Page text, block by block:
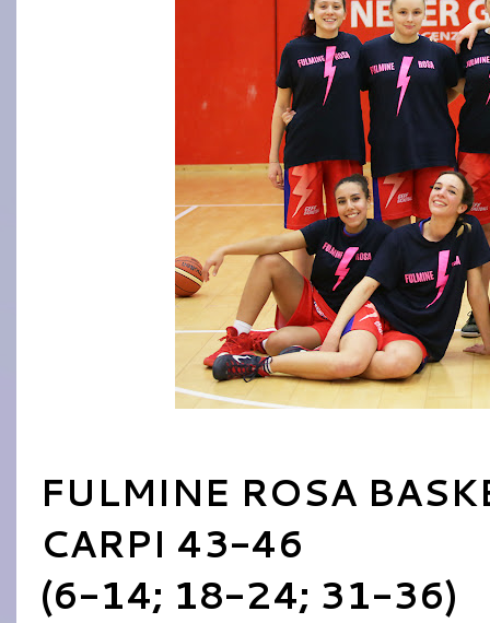
FULMINE ROSA
CARPI 43-46
(6-14; 18-24; 31-36)